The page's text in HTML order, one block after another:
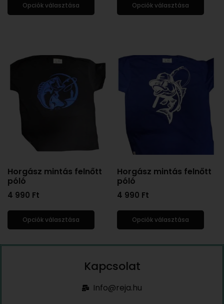
Opciók választása Opciók választása
Horgász mintás felnőtt
póló
4 990 Ft
Opciók választása
Horgász mintás felnőtt
póló
4 990 Ft
Opciók választása
Kapcsolat
Info@reja.hu